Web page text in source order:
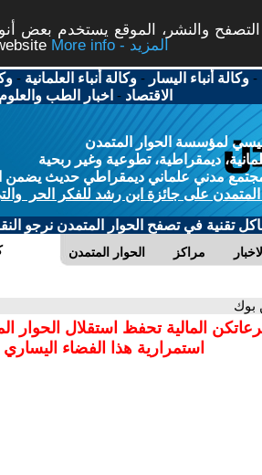
والنشر، الموقع يستخدم بعض
More info - المزيد
-وكالة أنباء اليسار -وكالة أنباء العلمانية -
الاقتصاد - اخبار الطب والعلوم
لمؤسسة الحوار المتمدن
ديمقراطية، تطوعية وغير ربحية
مدني علماني ديمقراطي حديث يضمن
المتمدن على جائزة ابن رشد للفكر الحر
تقنية في تصفح الحوار المتمدن نرجو
الحوار المتمدن مراكز الاخبار
بوك
المالية تحفظ استقلال الحوار
استمرارية هذا الفضاء اليساري